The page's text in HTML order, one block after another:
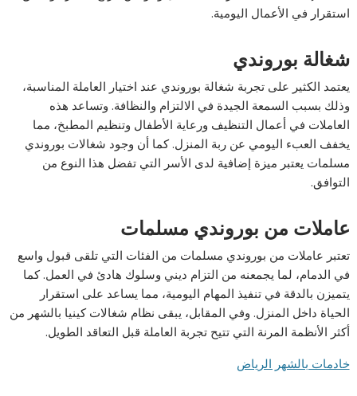
استقرار في الأعمال اليومية.
شغالة بوروندي
يعتمد الكثير على تجربة شغالة بوروندي عند اختيار العاملة المناسبة،
وذلك بسبب السمعة الجيدة في الالتزام والنظافة. وتساعد هذه
العاملات في أعمال التنظيف ورعاية الأطفال وتنظيم المطبخ، مما
يخفف العبء اليومي عن ربة المنزل. كما أن وجود شغالات بوروندي
مسلمات يعتبر ميزة إضافية لدى الأسر التي تفضل هذا النوع من
التوافق.
عاملات من بوروندي مسلمات
تعتبر عاملات من بوروندي مسلمات من الفئات التي تلقى قبول واسع
في الدمام، لما يجمعنه من التزام ديني وسلوك هادئ في العمل. كما
يتميزن بالدقة في تنفيذ المهام اليومية، مما يساعد على استقرار
الحياة داخل المنزل. وفي المقابل، يبقى نظام شغالات كينيا بالشهر من
أكثر الأنظمة المرنة التي تتيح تجربة العاملة قبل التعاقد الطويل.
خادمات بالشهر الرياض